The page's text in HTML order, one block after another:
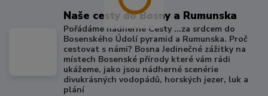
Naše cesty do Bosny a Rumunska
Pořádáme nádherné Cesty ...za srdcem do
Bosenského Údolí pyramid a Rumunska. Proč
cestovat s námi? Bosna Jedinečné zážitky na
místech Bosenské přírody které vám rádi
ukážeme, jako jsou nádherné scenérie
divukrásných vodopádů, horských jezer, luk a
plání